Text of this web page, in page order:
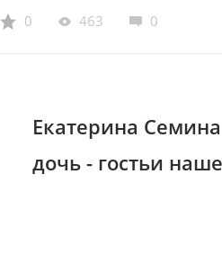
0 463 0
Екатерина
дочь - гостьи